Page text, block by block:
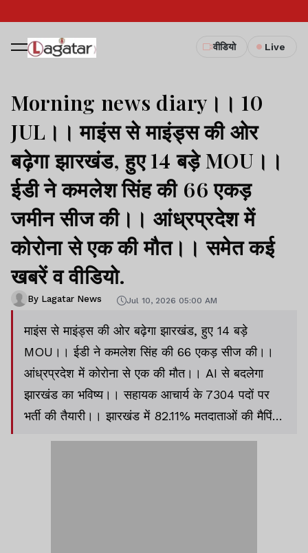
वीडियो Live
Morning news diary।। 10
JUL।। माइंस से माइंड्स की ओर
बढ़ेगा झारखंड, हुए 14 बड़े MOU।।
ईडी ने कमलेश सिंह की 66 एकड़
जमीन सीज की।। आंध्रप्रदेश में
कोरोना से एक की मौत।। समेत कई
खबरें व वीडियो.
By Lagatar News Jul 10, 2026 05:00 AM
माइंस से माइंड्स की ओर बढ़ेगा झारखंड, हुए 14 बड़े
MOU।। ईडी ने कमलेश सिंह की 66 एकड़ सीज की।।
आंध्रप्रदेश में कोरोना से एक की मौत।। AI से बदलेगा
झारखंड का भविष्य।। सहायक आचार्य के 7304 पदों पर
भर्ती की तैयारी।। झारखंड में 82.11% मतदाताओं की मैपिंग